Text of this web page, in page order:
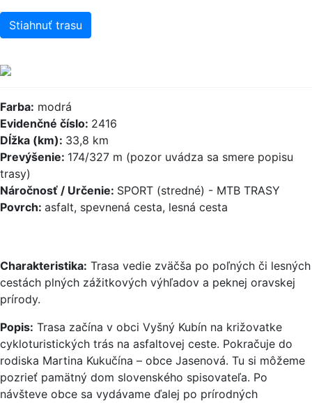
Stiahnuť trasu
Farba: modrá
Evidenčné číslo: 2416
Dĺžka (km): 33,8 km
Prevýšenie: 174/327 m (pozor uvádza sa smere popisu
trasy)
Náročnosť / Určenie: SPORT (stredné) - MTB TRASY
Povrch: asfalt, spevnená cesta, lesná cesta
Charakteristika: Trasa vedie zväčša po poľných či lesných
cestách plných zážitkových výhľadov a peknej oravskej
prírody.
Popis: Trasa začína v obci Vyšný Kubín na križovatke
cykloturistických trás na asfaltovej ceste. Pokračuje do
rodiska Martina Kukučína – obce Jasenová. Tu si môžeme
pozrieť pamätný dom slovenského spisovateľa. Po
návšteve obce sa vydávame ďalej po prírodných